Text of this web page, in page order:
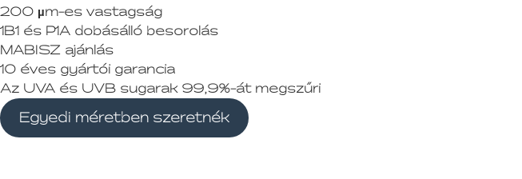
200 µm-es vastagság
1B1 és P1A dobásálló besorolás
MABISZ ajánlás
10 éves gyártói garancia
Az UVA és UVB sugarak 99,9%-át megszűri
Egyedi méretben szeretnék